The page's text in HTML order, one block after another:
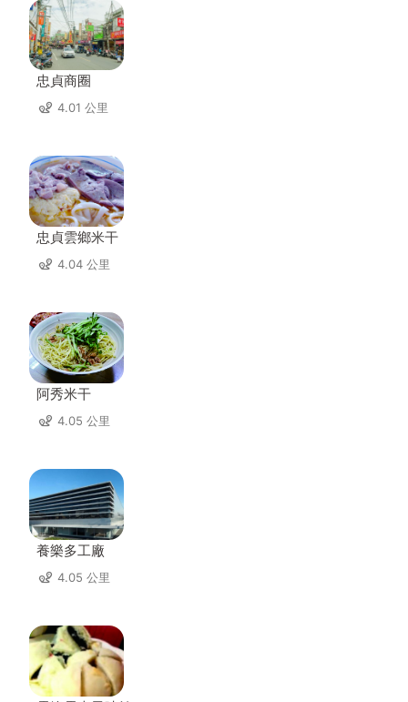
忠貞商圈
4.01 公里
忠貞雲鄉米干
4.04 公里
阿秀米干
4.05 公里
養樂多工廠
4.05 公里